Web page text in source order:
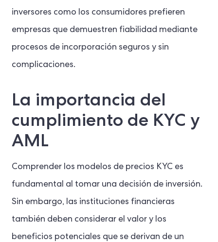
inversores como los consumidores prefieren
empresas que demuestren fiabilidad mediante
procesos de incorporación seguros y sin
complicaciones.
La importancia del
cumplimiento de KYC y
AML
Comprender los modelos de precios KYC es
fundamental al tomar una decisión de inversión.
Sin embargo, las instituciones financieras
también deben considerar el valor y los
beneficios potenciales que se derivan de un